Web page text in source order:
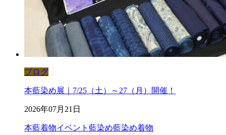
ブログ
本藍染め展｜7/25（土）～27（月）開催！
2026年07月21日
本藍着物イベント 藍染め藍染め着物